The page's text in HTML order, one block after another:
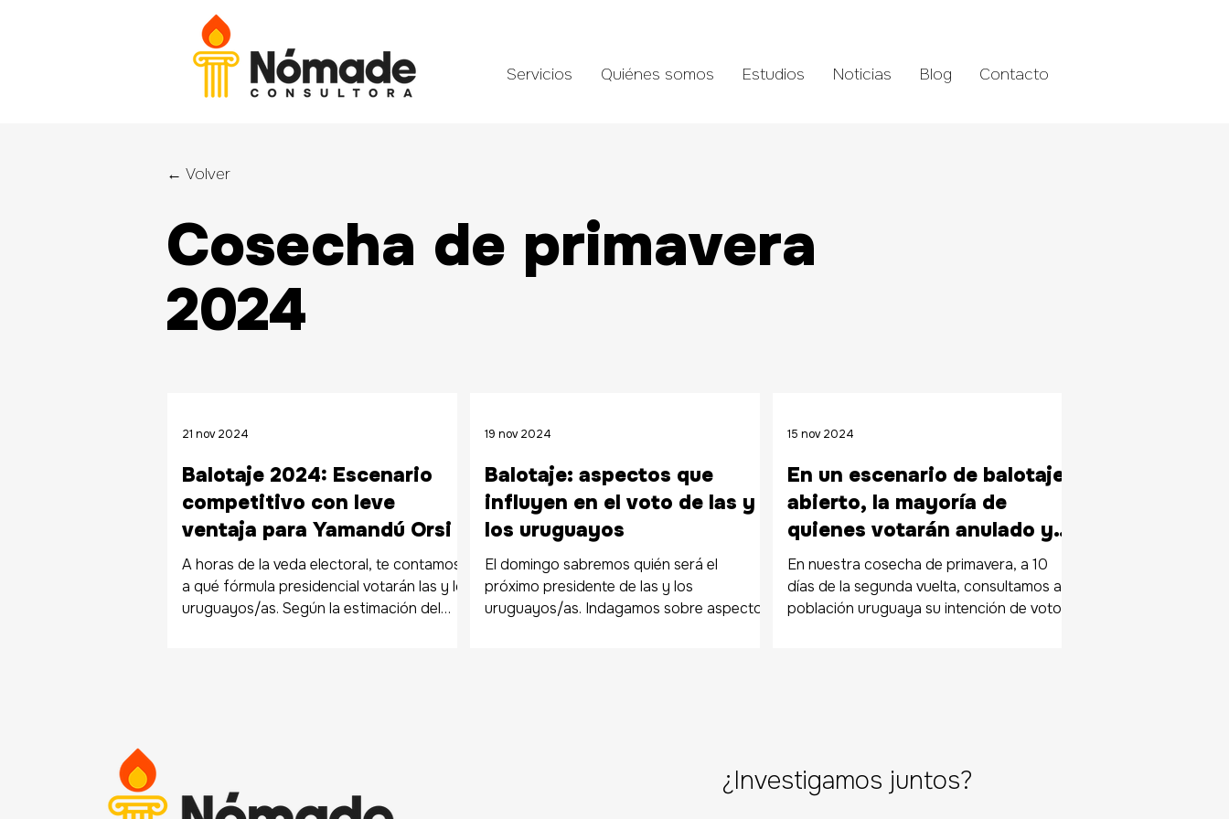
Servicios Quiénes somos Estudios Noticias Blog Contacto
← Volver
Cosecha de primavera
2024
Balotaje 2024: Escenario
competitivo con leve
ventaja para Yamandú Orsi
A horas de la veda electoral, te contamos
a qué fórmula presidencial votarán las y los
uruguayos/as. Según la estimación del
21 nov 2024
Balotaje: aspectos que
influyen en el voto de las y
los uruguayos
El domingo sabremos quién será el
próximo presidente de las y los
uruguayos/as. Indagamos sobre aspectos
19 nov 2024
En un escenario de balotaje
abierto, la mayoría de
quienes votarán anulado y
quienes aún están indecisos
desconocen cuándo será el
debate presidencial.
En nuestra cosecha de primavera, a 10
días de la segunda vuelta, consultamos a la
población uruguaya su intención de voto si
15 nov 2024
¿Investigamos juntos?